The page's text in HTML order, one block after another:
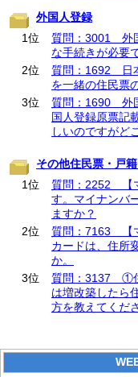
外国人登録
1位
質問：3001 外
な手続きが必要
2位
質問：1692 日
を一緒の住民票
3位
質問：1690 外
国人登録原票記
しいのですがど
その他住民票・戸
1位
質問：2252 【
す。マイナンバ
ますか？
2位
質問：7163 【
カードは、住所
か。
3位
質問：3137 ①
は増改築したら
方を教えてくだ